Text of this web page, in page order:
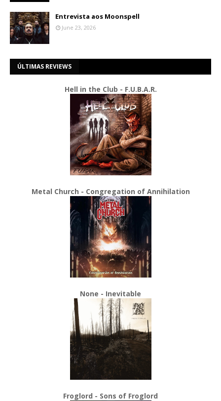
Entrevista aos Moonspell
June 23, 2026
ÚLTIMAS REVIEWS
Hell in the Club - F.U.B.A.R.
Metal Church - Congregation of Annihilation
None - Inevitable
Froglord - Sons of Froglord